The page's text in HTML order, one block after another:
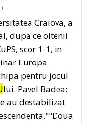
)
Craiova, a
dupa ce oltenii
scor 1-1, in
Europa
pentru jocul
lui. Pavel Badea:
au destabilizat